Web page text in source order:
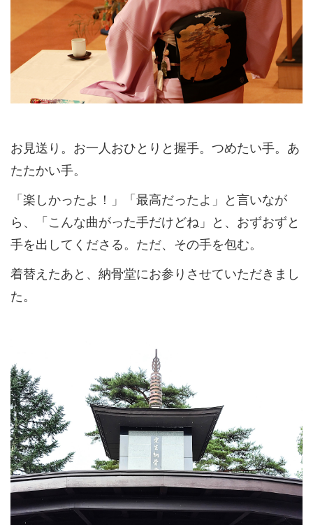
お見送り。お一人おひとりと握手。つめたい手。あ
たたかい手。
「楽しかったよ！」「最高だったよ」と言いなが
ら、「こんな曲がった手だけどね」と、おずおずと
手を出してくださる。ただ、その手を包む。
着替えたあと、納骨堂にお参りさせていただきまし
た。